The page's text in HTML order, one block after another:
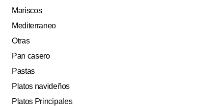
Mariscos
Mediterraneo
Otras
Pan casero
Pastas
Platos navideños
Platos Principales